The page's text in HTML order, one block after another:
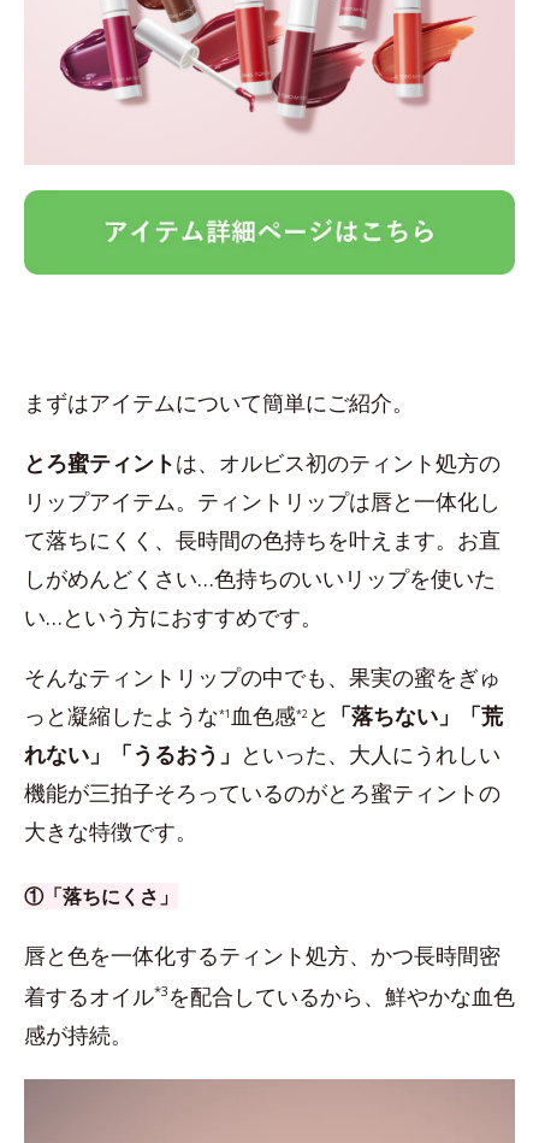
まずはアイテムについて簡単にご紹介。
とろ蜜ティントは、オルビス初のティント処方の
リップアイテム。ティントリップは唇と一体化し
て落ちにくく、長時間の色持ちを叶えます。お直
しがめんどくさい…色持ちのいいリップを使いた
い…という方におすすめです。
そんなティントリップの中でも、果実の蜜をぎゅ
っと凝縮したような*1 血色感*2 と 「落ちない」「荒
れない」「うるおう」 といった、大人にうれしい
機能が三拍子そろっているのがとろ蜜ティントの
大きな特徴です。
①「落ちにくさ」
唇と色を一体化するティント処方、かつ長時間密
着するオイル*3 を配合しているから、鮮やかな血色
感が持続。